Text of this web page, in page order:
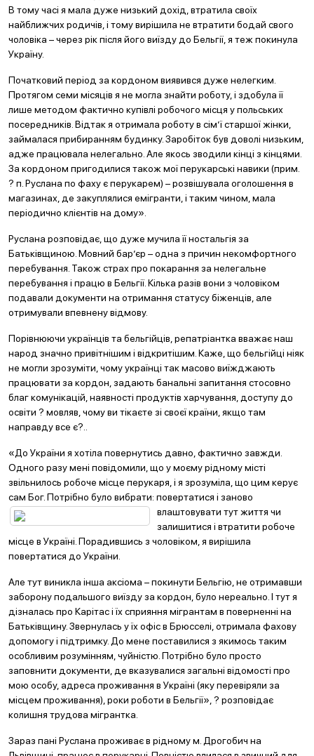
В тому часі я мала дуже низький дохід, втратила своїх
найближчих родичів, і тому вирішила не втратити бодай свого
чоловіка – через рік після його виїзду до Бельгії, я теж покинула
Україну.
Початковий період за кордоном виявився дуже нелегким.
Протягом семи місяців я не могла знайти роботу, і здобула її
лише методом фактично купівлі робочого місця у польських
посередників. Відтак я отримала роботу в сім’ї старшої жінки,
займалася прибиранням будинку. Заробіток був доволі низьким,
адже працювала нелегально. Але якось зводили кінці з кінцями.
За кордоном пригодилися також мої перукарські навики (прим.
? п. Руслана по фаху є перукарем) – розвішувала оголошення в
магазинах, де закуплялися емігранти, і таким чином, мала
періодично клієнтів на дому».
Руслана розповідає, що дуже мучила її ностальгія за
Батьківщиною. Мовний бар’єр – одна з причин некомфортного
перебування. Також страх про покарання за нелегальне
перебування і працю в Бельгії. Кілька разів вони з чоловіком
подавали документи на отримання статусу біженців, але
отримували впевнену відмову.
Порівнюючи українців та бельгійців, репатріантка вважає наш
народ значно привітнішим і відкритішим. Каже, що бельгійці ніяк
не могли зрозуміти, чому українці так масово виїжджають
працювати за кордон, задають банальні запитання стосовно
благ комунікацій, наявності продуктів харчування, доступу до
освіти ? мовляв, чому ви тікаєте зі своєї країни, якщо там
направду все є?..
«До України я хотіла повернутись давно, фактично завжди.
Одного разу мені повідомили, що у моєму рідному місті
звільнилось робоче місце перукаря, і я зрозуміла, що цим керує
сам Бог. Потрібно було вибрати: повертатися і заново
влаштовувати тут життя чи
залишитися і втратити робоче
місце в Україні. Порадившись з чоловіком, я вирішила
повертатися до України.
Але тут виникла інша аксіома – покинути Бельгію, не отримавши
заборону подальшого виїзду за кордон, було нереально. І тут я
дізналась про Карітас і їх сприяння мігрантам в поверненні на
Батьківщину. Звернулась у їх офіс в Брюсселі, отримала фахову
допомогу і підтримку. До мене поставилися з якимось таким
особливим розумінням, чуйністю. Потрібно було просто
заповнити документи, де вказувалися загальні відомості про
мою особу, адреса проживання в Україні (яку перевіряли за
місцем проживання), роки роботи в Бельгії», ? розповідає
колишня трудова мігрантка.
Зараз пані Руслана проживає в рідному м. Дрогобич на